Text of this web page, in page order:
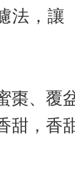
法，讓
棗、覆
甜，香